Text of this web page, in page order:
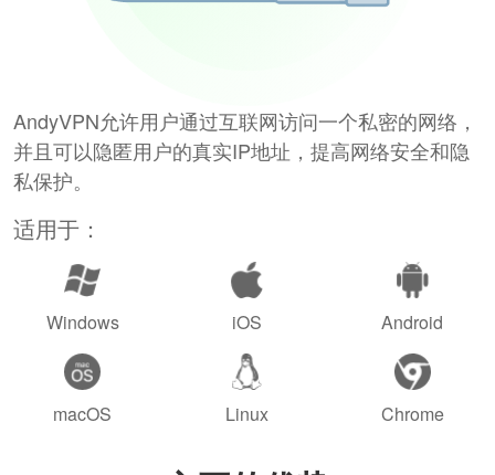
AndyVPN允许用户通过互联网访问一个私密的网络，
并且可以隐匿用户的真实IP地址，提高网络安全和隐
私保护。
适用于：
Windows iOS Android
macOS Linux Chrome